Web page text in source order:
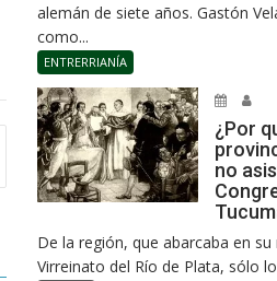
alemán de siete años. Gastón
como...
ENTRERRIANÍA
¿Por
no
De la región, que abarcaba en
Virreinato del Río de Plata, sólo